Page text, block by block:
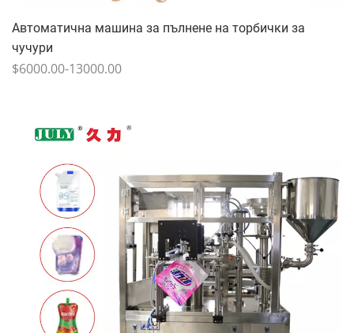
Автоматична машина за пълнене на торбички за
чучури
$6000.00-13000.00